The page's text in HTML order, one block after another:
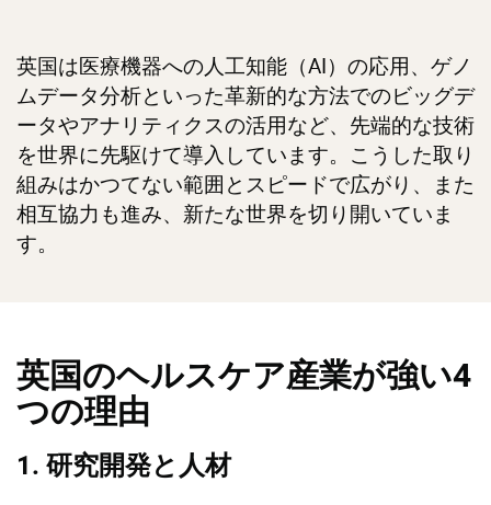
英国は医療機器への人工知能（AI）の応用、ゲノ
ムデータ分析といった革新的な方法でのビッグデ
ータやアナリティクスの活用など、先端的な技術
を世界に先駆けて導入しています。こうした取り
組みはかつてない範囲とスピードで広がり、また
相互協力も進み、新たな世界を切り開いていま
す。
英国のヘルスケア産業が強い4
つの理由
1. 研究開発と人材